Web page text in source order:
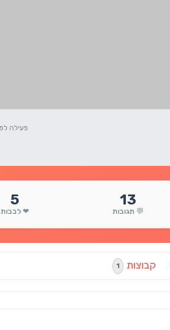
פעילה לפני 7
13
💬 תגובות
5
❤ לבבות
קבוצות 1